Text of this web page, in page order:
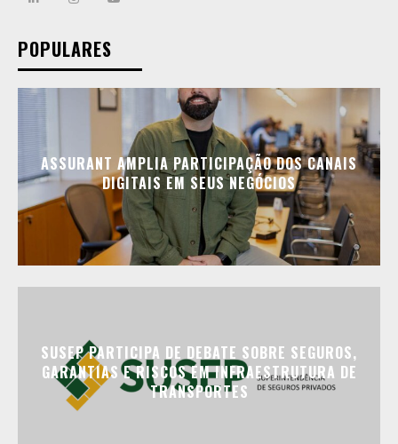
POPULARES
ASSURANT AMPLIA PARTICIPAÇÃO DOS CANAIS
DIGITAIS EM SEUS NEGÓCIOS
SUSEP PARTICIPA DE DEBATE SOBRE SEGUROS,
GARANTIAS E RISCOS EM INFRAESTRUTURA DE
TRANSPORTES